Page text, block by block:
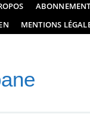
MENTIONS